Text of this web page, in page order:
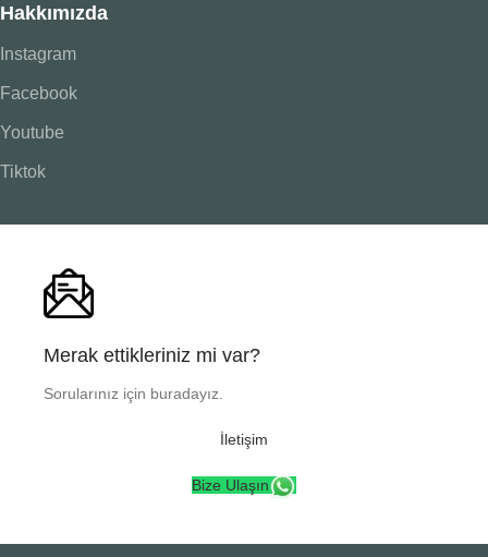
Hakkımızda
Instagram
Facebook
Youtube
Tiktok
Merak ettikleriniz mi var?
Sorularınız için buradayız.
İletişim
Bize Ulaşın